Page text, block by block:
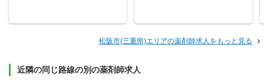
松阪市(三重県)エリアの薬剤師求人をもっと見る
近隣の同じ路線の別の薬剤師求人